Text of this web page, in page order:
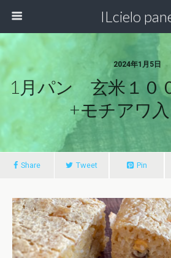
ILcielo
2024年1月5日
1月パン 玄米１０
+モチアワ
Share Tweet Pin